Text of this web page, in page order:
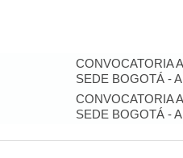
CONVOCATORIA
SEDE BOGOTÁ -
CONVOCATORIA
SEDE BOGOTÁ -